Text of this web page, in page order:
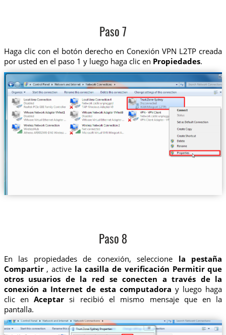
Paso 7
Haga clic con el botón derecho en Conexión VPN L2TP creada
por usted en el paso 1 y luego haga clic en Propiedades.
Paso 8
En las propiedades de conexión, seleccione la pestaña
Compartir, active la casilla de verificación Permitir que
otros usuarios de la red se conecten a través de la
conexión a Internet de esta computadora y luego haga
clic enAceptar si recibió el mismo mensaje que en la
pantalla.